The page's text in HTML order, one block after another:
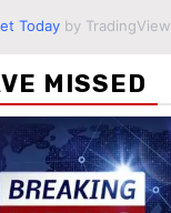
Today by TradingView
MISSED